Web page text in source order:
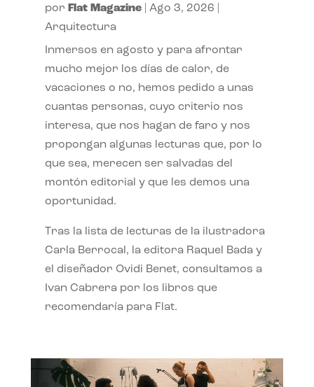
por Flat Magazine| Ago 3, 2026
Arquitectura
Inmersos en agosto y para afrontar
mucho mejor los días de calor, de
vacaciones o no, hemos pedido a unas
cuantas personas, cuyo criterio nos
interesa, que nos hagan de faro y nos
propongan algunas lecturas que, por lo
que sea, merecen ser salvadas del
montón editorial y que les demos una
oportunidad.
Tras la lista de lecturas de la ilustradora
Carla Berrocal, la editora Raquel Bada y
el diseñador Ovidi Benet, consultamos a
Ivan Cabrera por los libros que
recomendaría para Flat.